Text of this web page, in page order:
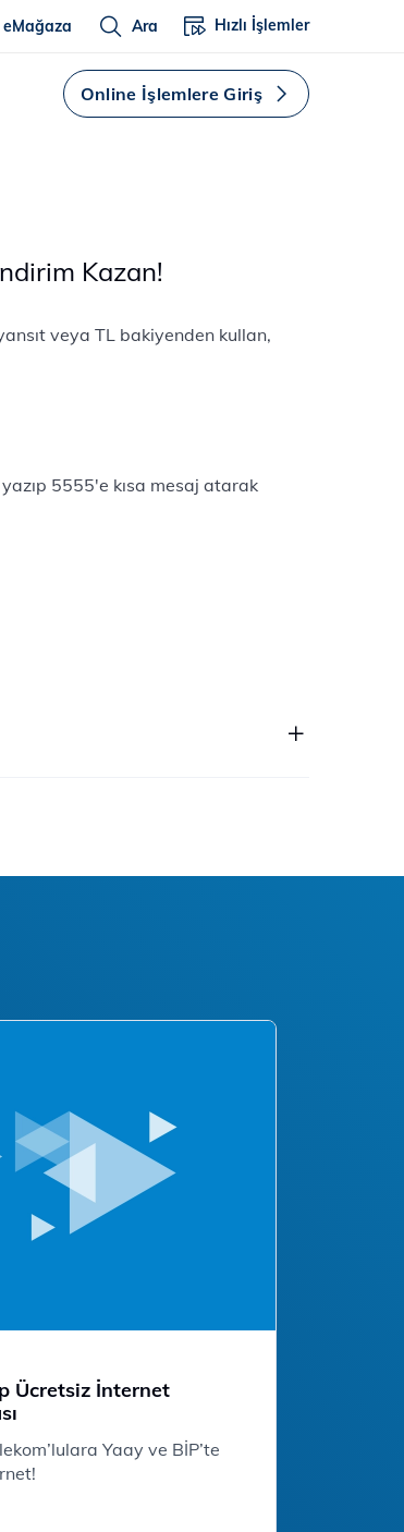
eMağaza Ara Hızlı İşlemler
Online İşlemlere Giriş
Kazan!
veya TL bakiyenden kullan,
yazıp 5555'e kısa mesaj atarak
Ücretsiz İnternet
Yaay ve BİP’te